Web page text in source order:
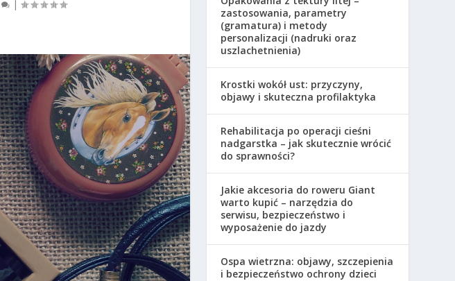
|
zastosowania, parametry
(gramatura) i metody
personalizacji (nadruki oraz
uszlachetnienia)
Krostki wokół ust: przyczyny,
objawy i skuteczna profilaktyka
Rehabilitacja po operacji cieśni
nadgarstka – jak skutecznie wrócić
do sprawności?
Jakie akcesoria do roweru Giant
warto kupić – narzędzia do
serwisu, bezpieczeństwo i
wyposażenie do jazdy
Ospa wietrzna: objawy, szczepienia
i bezpieczeństwo ochrony dzieci